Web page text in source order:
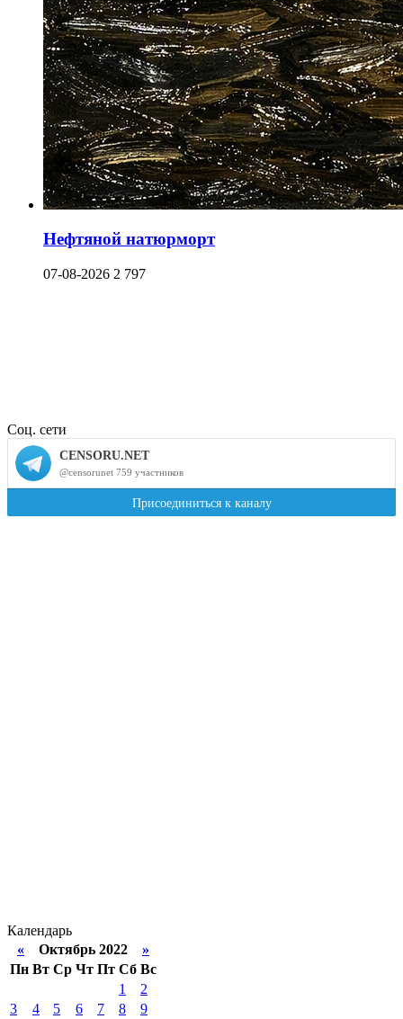
Нефтяной натюрморт
07-08-2026 2 797
Соц. сети
Календарь
« Октябрь 2022 »
Пн Вт Ср Чт Пт Сб Вс
1
2
3
4 5 6 7 8
9